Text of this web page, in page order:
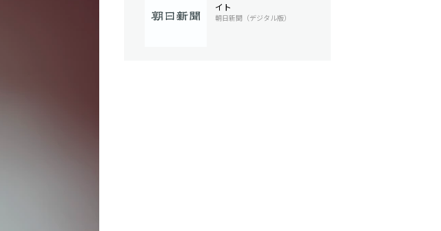
イト
朝日新聞（デジタル版）